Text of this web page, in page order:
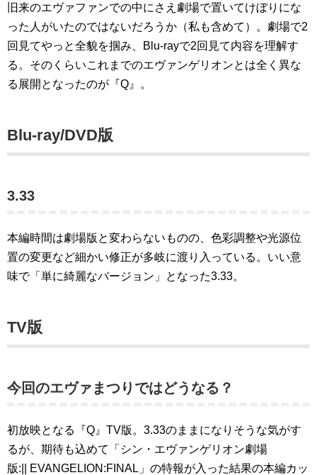
旧来のエヴァファンでの中にさえ劇場で置いてけぼりにな
った人がいたのではないだろうか（私も含めて）。劇場で2
回見てやっと全貌を掴み、Blu-rayで2回見て内容を理解す
る。そのくらいこれまでのエヴァンゲリオンとは全く異な
る展開となったのが『Q』。
Blu-ray/DVD版
3.33
本編時間は劇場版と変わらないものの、色彩調整や光源位
置の変更など細かい修正が多岐に渡り入っている。いい意
味で「単に綺麗なバージョン」となった3.33。
TV版
今回のエヴァまつりではどうなる？
初放映となる『Q』TV版。3.33のままになりそうな気がす
るが、期待も込めて「シン・エヴァンゲリオン劇場
版:|| EVANGELION:FINAL」の特報が入った結果の本編カッ